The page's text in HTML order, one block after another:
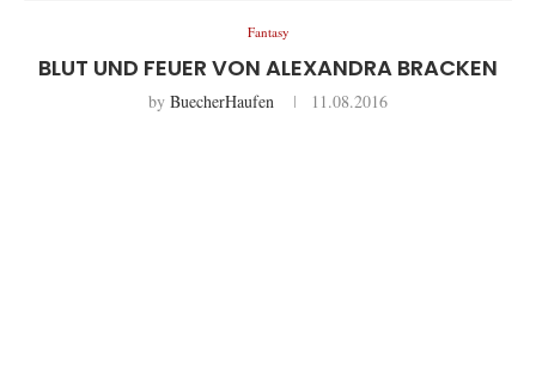
Fantasy
BLUT UND FEUER VON ALEXANDRA BRACKEN
by BuecherHaufen 11.08.2016